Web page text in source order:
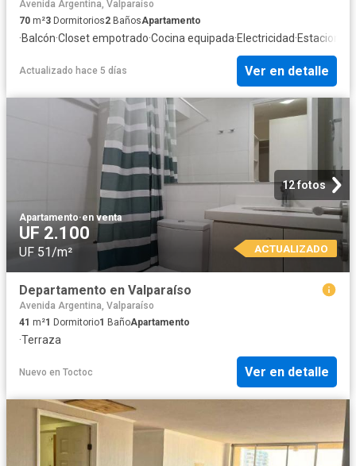
Avenida Argentina, Valparaíso
70 m²3 Dormitorios2 BañosApartamento
·Balcón·Closet empotrado·Cocina equipada·Electricidad·
Actualizado hace 5 días Ver en detalle
12 fotos
Apartamento·en venta
UF 2.100
UF 51/m² ACTUALIZADO
Departamento en Valparaíso
Avenida Argentina, Valparaíso
41 m²1 Dormitorio1 BañoApartamento
·Terraza
Nuevo en Toctoc Ver en detalle